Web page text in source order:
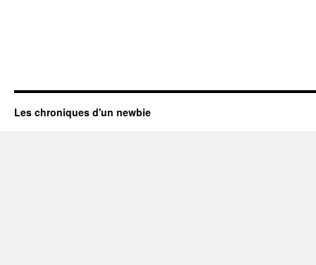
Les chroniques d'un newbie